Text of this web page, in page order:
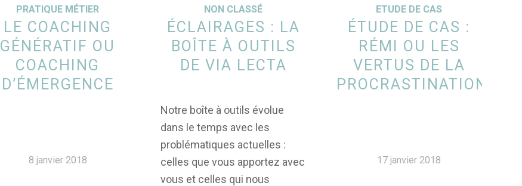
PRATIQUE MÉTIER
LE COACHING
GÉNÉRATIF OU
COACHING
D’ÉMERGENCE
8 janvier 2018
NON CLASSÉ
ÉCLAIRAGES : LA
BOÎTE À OUTILS
DE VIA LECTA
Notre boîte à outils évolue
dans le temps avec les
problématiques actuelles :
celles que vous apportez avec
vous et celles qui nous
ETUDE DE CAS
ÉTUDE DE CAS :
RÉMI OU LES
VERTUS DE LA
PROCRASTINATION
17 janvier 2018